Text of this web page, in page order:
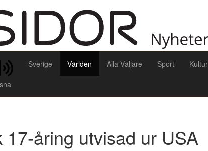
Sverige Världen Alla Väljare Sport Kultur
17-åring utvisad ur USA